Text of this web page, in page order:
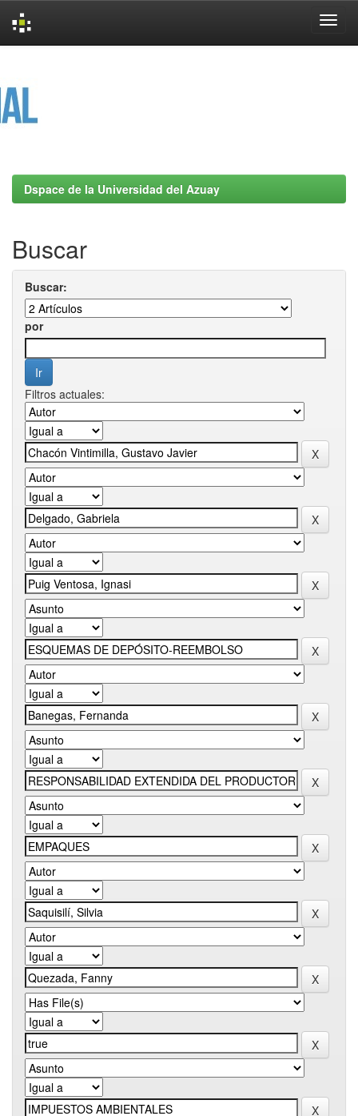
Dspace de la Universidad del Azuay
Buscar
Buscar:
por
Filtros actuales: